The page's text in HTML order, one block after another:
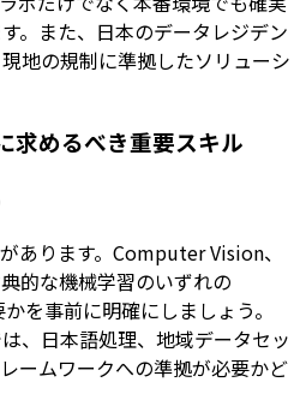
。また、日本のデータレジデン
地の規制に準拠したソリューシ
めるべき重要スキル
あります。Computer Vision、
的な機械学習のいずれの
を事前に明確にしましょう。
、日本語処理、地域データセッ
ームワークへの準拠が必要かど